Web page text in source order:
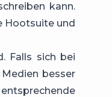
kann.
Hootsuite und
Falls sich bei
besser